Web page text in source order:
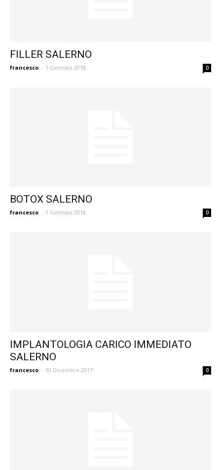
FILLER SALERNO
francesco - 1 Gennaio 2018 0
BOTOX SALERNO
francesco - 1 Gennaio 2018 0
IMPLANTOLOGIA CARICO IMMEDIATO
SALERNO
francesco - 30 Dicembre 2017 0